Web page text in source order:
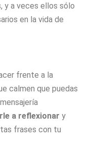
y a veces ellos sólo
en la vida de
frente a la
calmen que puedas
a reflexionar y
frases con tu